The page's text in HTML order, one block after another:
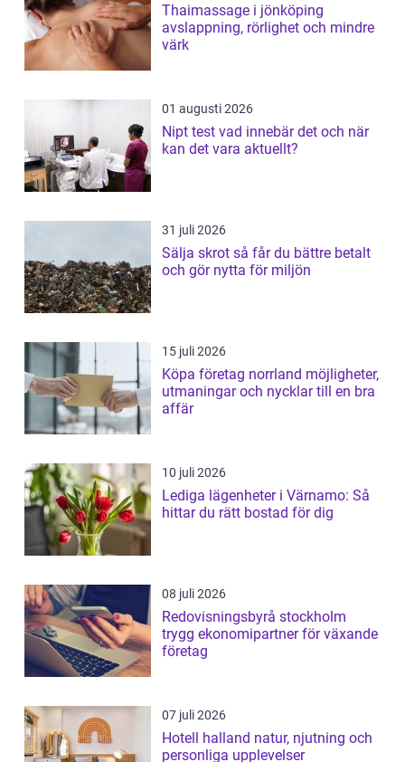
Thaimassage i jönköping
avslappning, rörlighet och mindre
värk
01 augusti 2026
Nipt test vad innebär det och när
kan det vara aktuellt?
31 juli 2026
Sälja skrot så får du bättre betalt
och gör nytta för miljön
15 juli 2026
Köpa företag norrland möjligheter,
utmaningar och nycklar till en bra
affär
10 juli 2026
Lediga lägenheter i Värnamo: Så
hittar du rätt bostad för dig
08 juli 2026
Redovisningsbyrå stockholm
trygg ekonomipartner för växande
företag
07 juli 2026
Hotell halland natur, njutning och
personliga upplevelser